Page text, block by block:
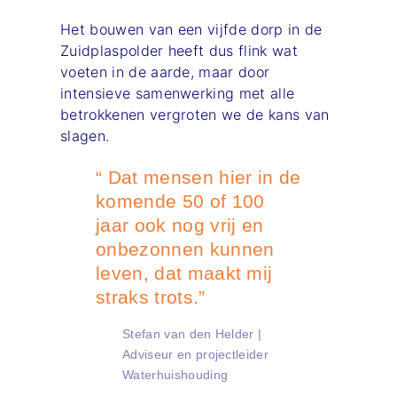
Het bouwen van een vijfde dorp in de
Zuidplaspolder heeft dus flink wat
voeten in de aarde, maar door
intensieve samenwerking met alle
betrokkenen vergroten we de kans van
slagen.
“ Dat mensen hier in de
komende 50 of 100
jaar ook nog vrij en
onbezonnen kunnen
leven, dat maakt mij
straks trots.”
Stefan van den Helder |
Adviseur en projectleider
Waterhuishouding